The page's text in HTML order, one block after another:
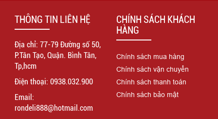
THÔNG TIN LIÊN HỆ
Địa chỉ: 77-79 Đường số 50,
P.Tân Tạo, Quận. Bình Tân,
Tp,hcm
Điện thoại: 0938.032.900
Email:
rondeli888@hotmail.com
CHÍNH SÁCH KHÁCH
HÀNG
Chính sách mua hàng
Chính sách vận chuyển
Chính sách thanh toán
Chính sách bảo mật